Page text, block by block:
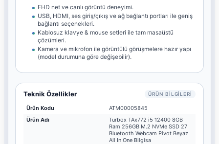
FHD net ve canlı görüntü deneyimi.
USB, HDMI, ses giriş/çıkış ve ağ bağlantı portları ile geniş
bağlantı seçenekleri.
Kablosuz klavye & mouse setleri ile tam masaüstü
çözümleri.
Kamera ve mikrofon ile görüntülü görüşmelere hazır yapı
(model durumuna göre değişebilir).
Teknik Özellikler ÜRÜN BILGILERI
Ürün Kodu
ATM00005845
Ürün Adı
Turbox TAx772 i5 12400 8GB
Ram 256GB M.2 NVMe SSD 27
Bluetooth Webcam Pivot Beyaz
All In One Bilgisa